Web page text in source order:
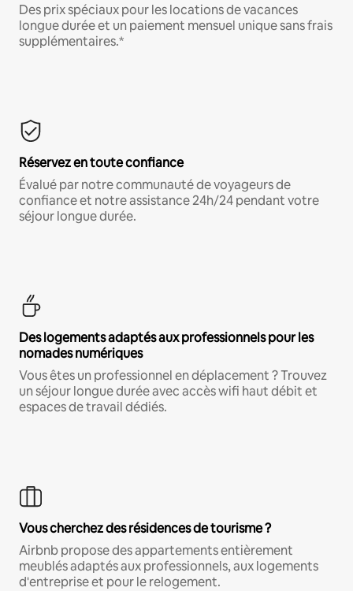
Des prix spéciaux pour les locations de vacances
longue durée et un paiement mensuel unique sans frais
supplémentaires.*
Réservez en toute confiance
Évalué par notre communauté de voyageurs de
confiance et notre assistance 24h/24 pendant votre
séjour longue durée.
Des logements adaptés aux professionnels pour les
nomades numériques
Vous êtes un professionnel en déplacement ? Trouvez
un séjour longue durée avec accès wifi haut débit et
espaces de travail dédiés.
Vous cherchez des résidences de tourisme ?
Airbnb propose des appartements entièrement
meublés adaptés aux professionnels, aux logements
d'entreprise et pour le relogement.